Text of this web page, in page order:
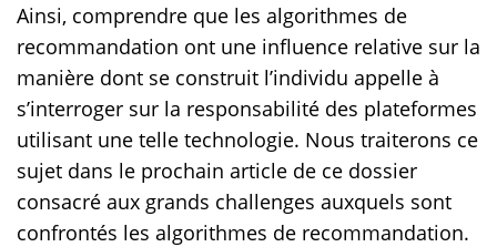
Ainsi, comprendre que les algorithmes de
recommandation ont une influence relative sur la
manière dont se construit l’individu appelle à
s’interroger sur la responsabilité des plateformes
utilisant une telle technologie. Nous traiterons ce
sujet dans le prochain article de ce dossier
consacré aux grands challenges auxquels sont
confrontés les algorithmes de recommandation.